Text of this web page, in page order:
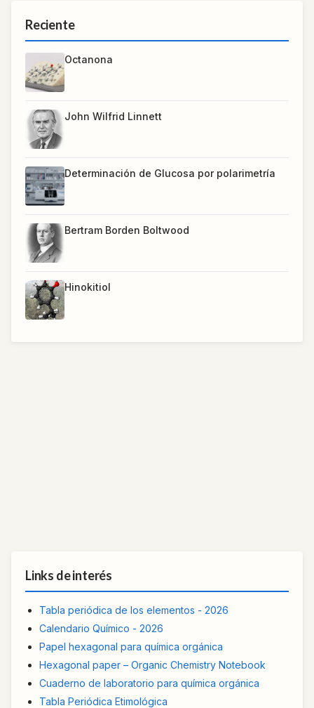
Reciente
Octanona
John Wilfrid Linnett
Determinación de Glucosa por polarimetría
Bertram Borden Boltwood
Hinokitiol
Links de interés
Tabla periódica de los elementos - 2026
Calendario Químico - 2026
Papel hexagonal para química orgánica
Hexagonal paper – Organic Chemistry Notebook
Cuaderno de laboratorio para química orgánica
Tabla Periódica Etimológica